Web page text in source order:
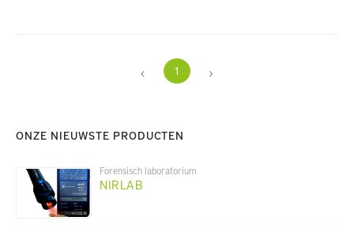
1
ONZE NIEUWSTE PRODUCTEN
Forensisch laboratorium
NIRLAB